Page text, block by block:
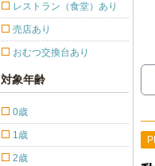
レストラン（食堂）あり
売店あり
おむつ交換台あり
対象年齢
0歳
1歳
2歳